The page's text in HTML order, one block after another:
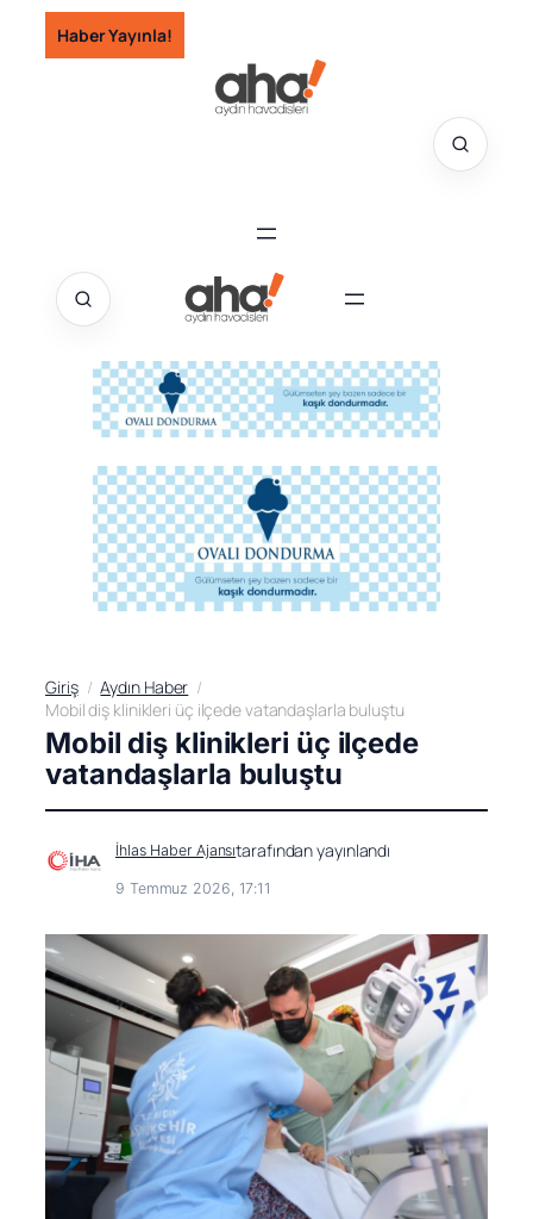
İçeriğe
geç
Haber Yayınla!
Giriş
Aydın Haber
Mobil diş klinikleri üç ilçede vatandaşlarla buluştu
Mobil diş klinikleri üç ilçede
vatandaşlarla buluştu
İhlas Haber Ajansıtarafından yayınlandı
9 Temmuz 2026, 17:11